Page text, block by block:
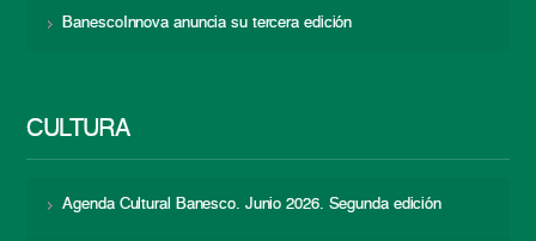
BanescoInnova anuncia su tercera edición
CULTURA
Agenda Cultural Banesco. Junio 2026. Segunda edición